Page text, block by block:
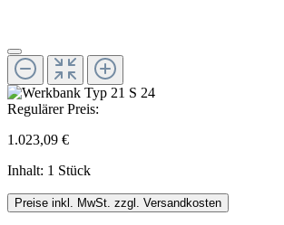
Regulärer Preis:
1.023,09 €
Inhalt: 1 Stück
Preise inkl. MwSt. zzgl. Versandkosten